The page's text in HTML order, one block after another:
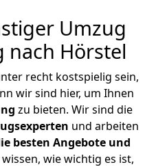
Umzug
nach Hörstel
recht kostspielig sein,
wir sind hier, um Ihnen
zu bieten. Wir sind die
und arbeiten
besten Angebote und
wie wichtig es ist,